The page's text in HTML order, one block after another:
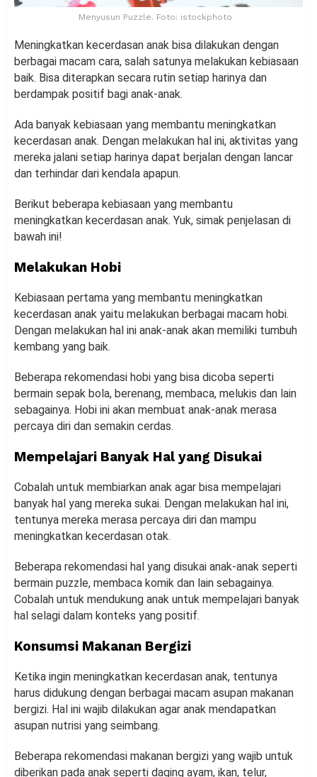
Menyusun Puzzle. Foto: istockphoto
Meningkatkan kecerdasan anak bisa dilakukan dengan
berbagai macam cara, salah satunya melakukan kebiasaan
baik. Bisa diterapkan secara rutin setiap harinya dan
berdampak positif bagi anak-anak.
Ada banyak kebiasaan yang membantu meningkatkan
kecerdasan anak. Dengan melakukan hal ini, aktivitas yang
mereka jalani setiap harinya dapat berjalan dengan lancar
dan terhindar dari kendala apapun.
Berikut beberapa kebiasaan yang membantu
meningkatkan kecerdasan anak. Yuk, simak penjelasan di
bawah ini!
Melakukan Hobi
Kebiasaan pertama yang membantu meningkatkan
kecerdasan anak yaitu melakukan berbagai macam hobi.
Dengan melakukan hal ini anak-anak akan memiliki tumbuh
kembang yang baik.
Beberapa rekomendasi hobi yang bisa dicoba seperti
bermain sepak bola, berenang, membaca, melukis dan lain
sebagainya. Hobi ini akan membuat anak-anak merasa
percaya diri dan semakin cerdas.
Mempelajari Banyak Hal yang Disukai
Cobalah untuk membiarkan anak agar bisa mempelajari
banyak hal yang mereka sukai. Dengan melakukan hal ini,
tentunya mereka merasa percaya diri dan mampu
meningkatkan kecerdasan otak.
Beberapa rekomendasi hal yang disukai anak-anak seperti
bermain puzzle, membaca komik dan lain sebagainya.
Cobalah untuk mendukung anak untuk mempelajari banyak
hal selagi dalam konteks yang positif.
Konsumsi Makanan Bergizi
Ketika ingin meningkatkan kecerdasan anak, tentunya
harus didukung dengan berbagai macam asupan makanan
bergizi. Hal ini wajib dilakukan agar anak mendapatkan
asupan nutrisi yang seimbang.
Beberapa rekomendasi makanan bergizi yang wajib untuk
diberikan pada anak seperti daging ayam, ikan, telur,